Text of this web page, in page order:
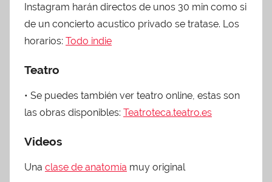
Instagram harán directos de unos 30 min como si
de un concierto acustico privado se tratase. Los
horarios: Todo indie
Teatro
• Se puedes también ver teatro online, estas son
las obras disponibles: Teatroteca.teatro.es
Videos
Una clase de anatomía muy original